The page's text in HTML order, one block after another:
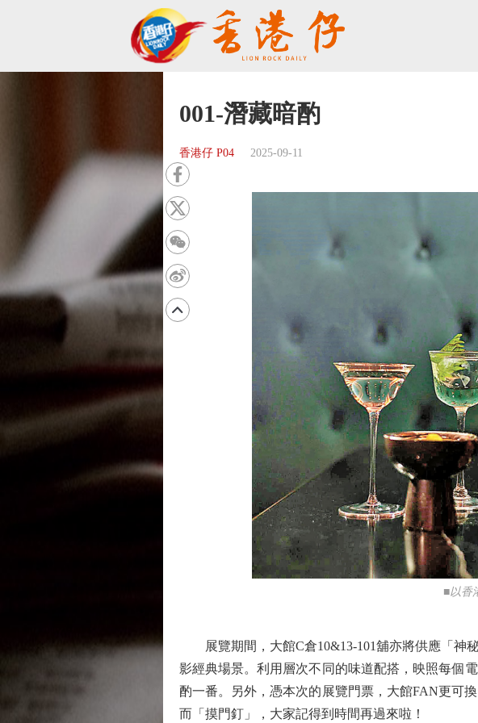
001-潛藏暗酌
香港仔 P04 2025-09-11
■以香
展覽期間，大館C倉10&13-101舖亦將供應「神
影經典場景。利用層次不同的味道配搭，映照每個
酌一番。另外，憑本次的展覽門票，大館FAN更可
而「摸門釘」，大家記得到時間再過來啦！